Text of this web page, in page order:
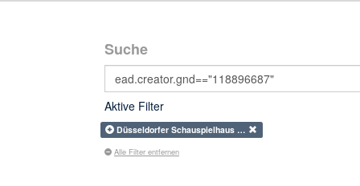
Suche
Aktive Filter
Düsseldorfer Schauspielhaus …
Alle Filter entfernen